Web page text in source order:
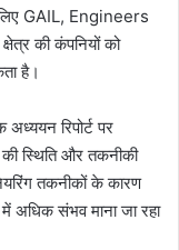
GAIL, Engineers
की कंपनियों को
है।
रिपोर्ट पर
स्थिति और तकनीकी
तकनीकों के कारण
अधिक संभव माना जा रहा